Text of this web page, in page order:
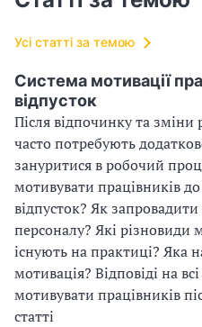
Усі статті за темою
Система мотивації
відпусток
Після відпочинку та
часто потребують
зануритися в робочий
мотивувати працівників до
відпусток? Як
персоналу? Які різновиди
існують на практиці? Яка
мотивація? Відповіді на
мотивувати працівників
статті